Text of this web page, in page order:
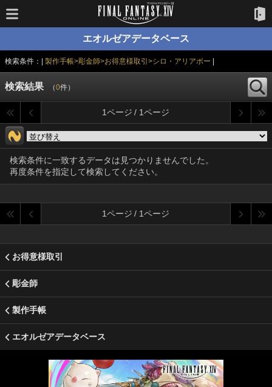
エオルゼアデータベース
検索条件：| 製作手帳>彫金師>お得意様取引>シロ・アリアポー
検索結果 （0件）
1ページ / 1ページ
検索条件に一致するデータは見つかりませんでした。
再度条件を指定して検索してください。
1ページ / 1ページ
お得意様取引
彫金師
製作手帳
エオルゼアデータベース